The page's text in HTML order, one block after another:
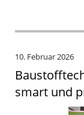
10. Februar 2026
smart und